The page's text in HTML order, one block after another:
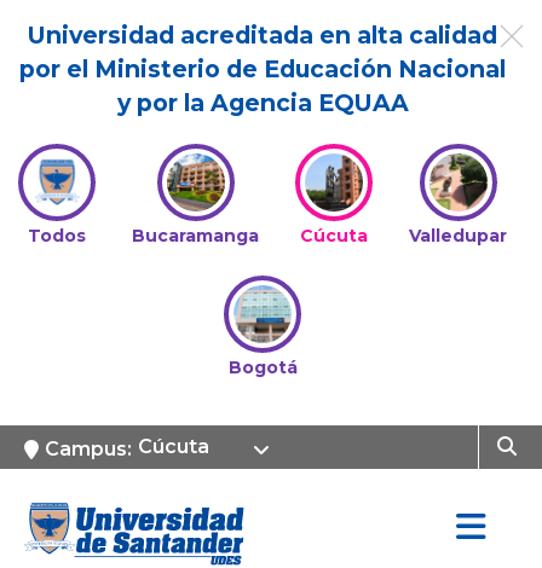
Universidad acreditada en alta calidad
por el Ministerio de Educación Nacional
y por la Agencia EQUAA
Todos Bucaramanga Cúcuta Valledupar
Bogotá
Campus: Cúcuta